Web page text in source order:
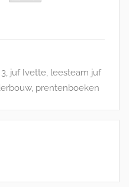
, juf Ivette, leesteam juf
, prentenboeken